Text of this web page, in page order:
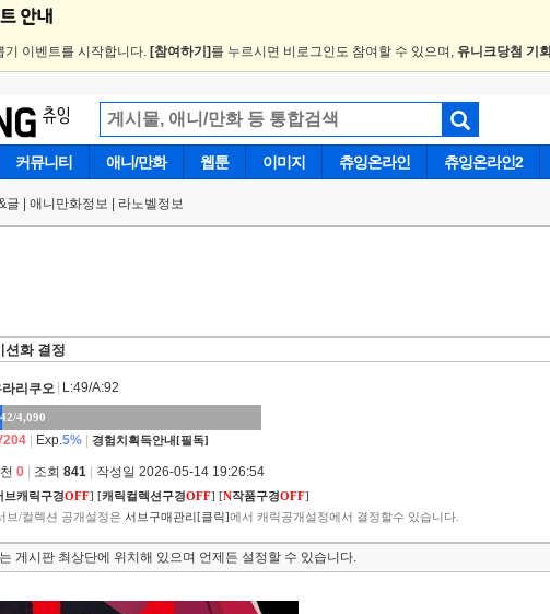
기 이벤트를 시작합니다. [참여하기] 를 누르시면 비로그인도 참여할 수 있으며, 유니크당첨 기회
커뮤니티 애니/만화 웹툰 이미지 츄잉온라인 츄잉온라인2
글 애니만화정보 라노벨정보
션화 결정
라리쿠오 L:49/A:92
4,090
Exp.5% 경험치획득안내[필독]
0 조회 841 작성일 2026-05-14 19:26:54
브캐릭구경OFF] [캐릭컬렉션구경OFF] [N작품구경OFF]
브/컬렉션 공개설정은 서브구매관리[클릭]에서 캐릭공개설정에서 결정할수 있습니다.
게시판 최상단에 위치해 있으며 언제든 설정할 수 있습니다.